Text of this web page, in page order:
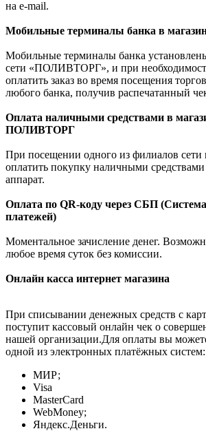
на e-mail.
Мобильные терминалы банка в
Мобильные терминалы банка
сети «ПОЛИВТОРГ», и при
оплатить заказ во время посещения
любого банка, получив распечатанный
Оплата наличными средствами в
ПОЛИВТОРГ
При посещении одного из филиалов сети
оплатить покупку наличными средствами
аппарат.
Оплата по QR-коду через СБП
платежей)
Моментальное зачисление денег.
любое время суток без комиссии.
Онлайн касса интернет магазина
При списывании денежных средств с
поступит кассовый онлайн чек о
нашей организации.Для оплаты вы
одной из электронных платёжных систем:
МИР;
Visa
MasterCard
WebMoney;
Яндекс.Деньги.